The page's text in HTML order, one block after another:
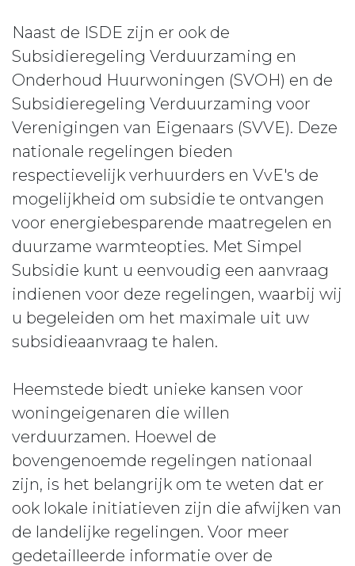
Naast de ISDE zijn er ook de
Subsidieregeling Verduurzaming en
Onderhoud Huurwoningen (SVOH) en de
Subsidieregeling Verduurzaming voor
Verenigingen van Eigenaars (SVVE). Deze
nationale regelingen bieden
respectievelijk verhuurders en VvE's de
mogelijkheid om subsidie te ontvangen
voor energiebesparende maatregelen en
duurzame warmteopties. Met Simpel
Subsidie kunt u eenvoudig een aanvraag
indienen voor deze regelingen, waarbij wij
u begeleiden om het maximale uit uw
subsidieaanvraag te halen.
Heemstede biedt unieke kansen voor
woningeigenaren die willen
verduurzamen. Hoewel de
bovengenoemde regelingen nationaal
zijn, is het belangrijk om te weten dat er
ook lokale initiatieven zijn die afwijken van
de landelijke regelingen. Voor meer
gedetailleerde informatie over de